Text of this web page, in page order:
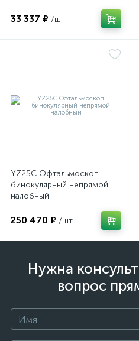
структур глазного яблока
33 337 ₽ /шт
YZ25C Офтальмоскоп
бинокулярный непрямой
налобный
250 470 ₽ /шт
Нужна
вопрос